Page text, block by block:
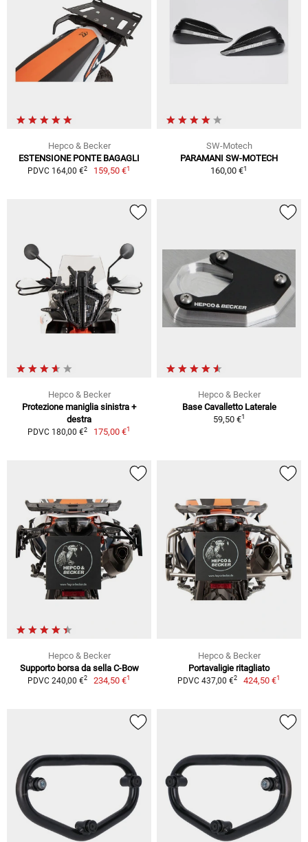
Hepco & Becker
ESTENSIONE PONTE BAGAGLI
PDVC 164,00 €2 159,50 €1
SW-Motech
PARAMANI SW-MOTECH
160,00 €1
Hepco & Becker
Protezione maniglia sinistra +
destra
PDVC 180,00 €2 175,00 €1
Hepco & Becker
Base Cavalletto Laterale
59,50 €1
Hepco & Becker
Supporto borsa da sella C-Bow
PDVC 240,00 €2 234,50 €1
Hepco & Becker
Portavaligie ritagliato
PDVC 437,00 €2 424,50 €1